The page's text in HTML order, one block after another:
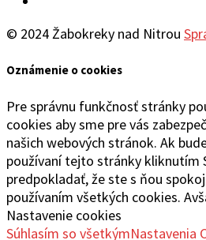
© 2024 Žabokreky nad Nitrou
Oznámenie o cookies
Pre správnu funkčnosť stránky
cookies aby sme pre vás
našich webových stránok. Ak
používaní tejto stránky kliknutím
predpokladať, že ste s ňou
používaním všetkých cookies.
Nastavenie cookies
Súhlasím so všetkýmNastavenia